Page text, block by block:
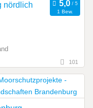
nördlich
1 Bew.
101